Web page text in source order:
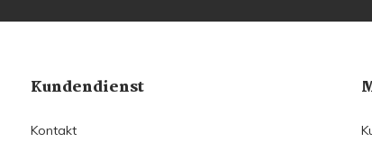
Kundendienst
Kontakt